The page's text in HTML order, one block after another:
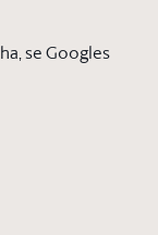
se Googles